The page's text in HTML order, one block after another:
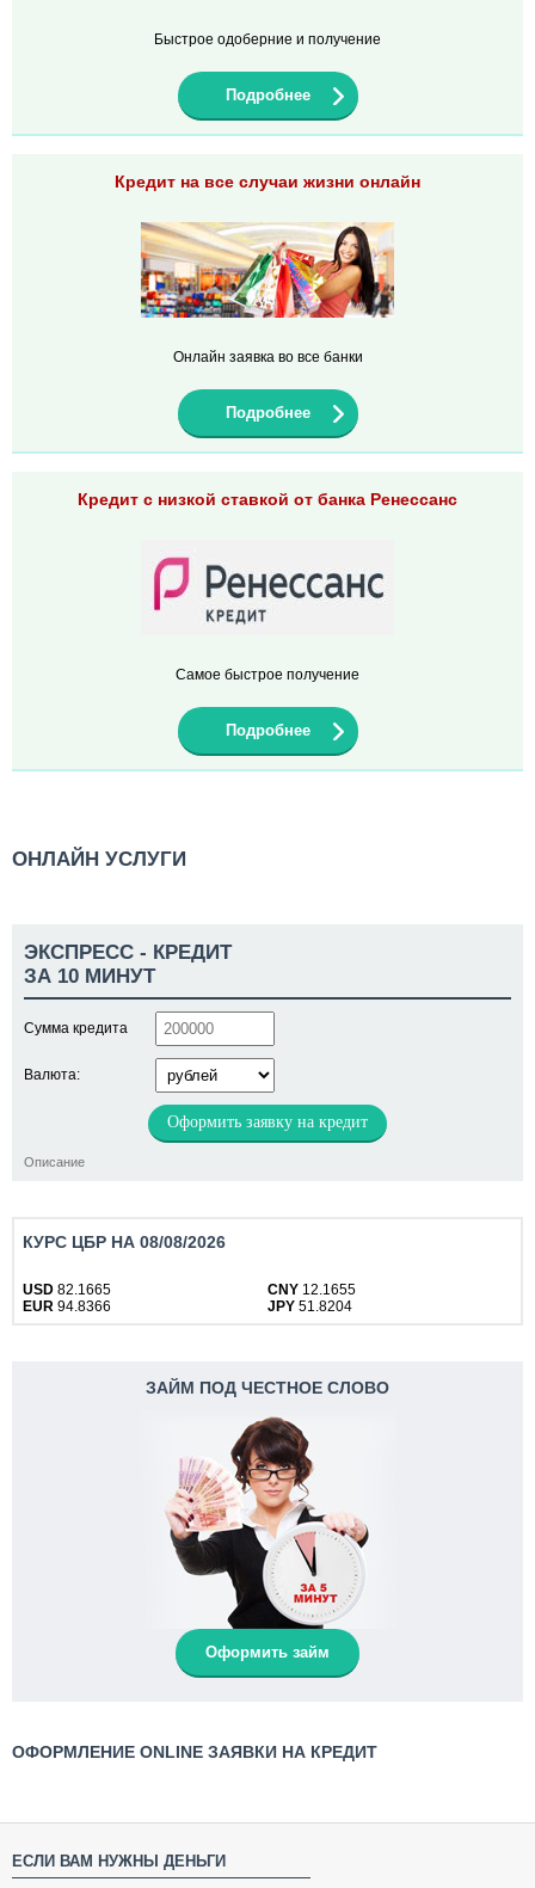
Быстрое одоберние и получение
Подробнее
Кредит на все случаи жизни онлайн
Онлайн заявка во все банки
Подробнее
Кредит с низкой ставкой от банка Ренессанс
Самое быстрое получение
Подробнее
ОНЛАЙН УСЛУГИ
ЭКСПРЕСС - КРЕДИТ
ЗА 10 МИНУТ
Сумма кредита
Валюта:
Оформить заявку на кредит
Описание
КУРС ЦБР НА 08/08/2026
USD 82.1665 CNY 12.1655
EUR 94.8366 JPY 51.8204
ЗАЙМ ПОД ЧЕСТНОЕ СЛОВО
Оформить займ
ОФОРМЛЕНИЕ ONLINE ЗАЯВКИ НА КРЕДИТ
ЕСЛИ ВАМ НУЖНЫ ДЕНЬГИ